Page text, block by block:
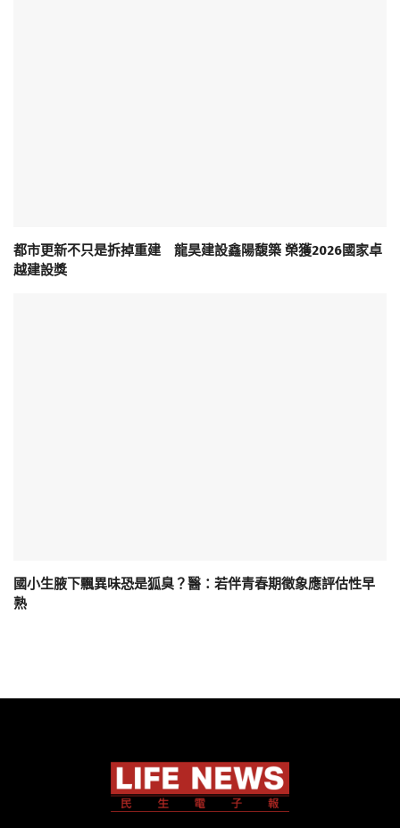
都市更新不只是拆掉重建 龍昊建設鑫陽馥築 榮獲2026國家卓
越建設獎
國小生腋下飄異味恐是狐臭？醫：若伴青春期徵象應評估性早
熟